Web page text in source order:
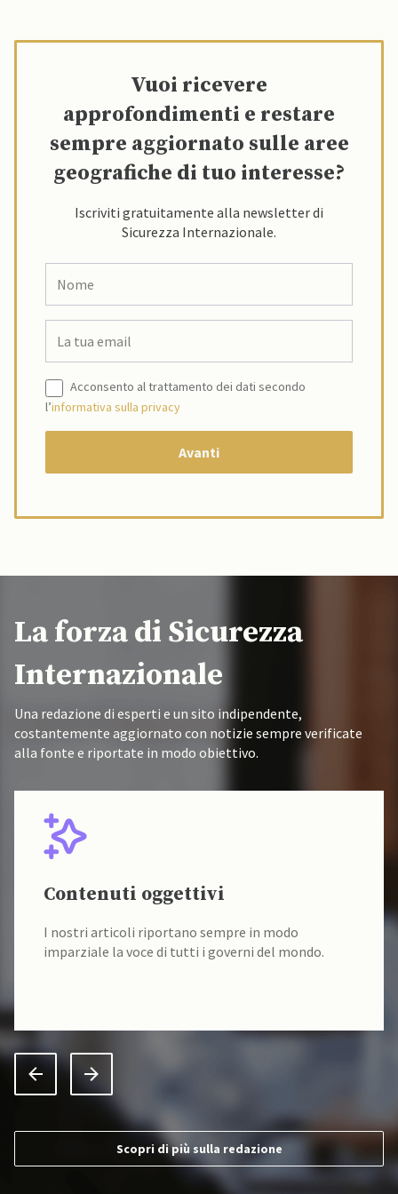
Vuoi ricevere
approfondimenti e restare
sempre aggiornato sulle aree
geografiche di tuo interesse?
Iscriviti gratuitamente alla newsletter di
Sicurezza Internazionale.
Acconsento al trattamento dei dati secondo
l’informativa sulla privacy
La forza di Sicurezza
Internazionale
Una redazione di esperti e un sito indipendente,
costantemente aggiornato con notizie sempre verificate
alla fonte e riportate in modo obiettivo.
Contenuti oggettivi
I nostri articoli riportano sempre in modo
imparziale la voce di tutti i governi del mondo.
Scopri di più sulla redazione